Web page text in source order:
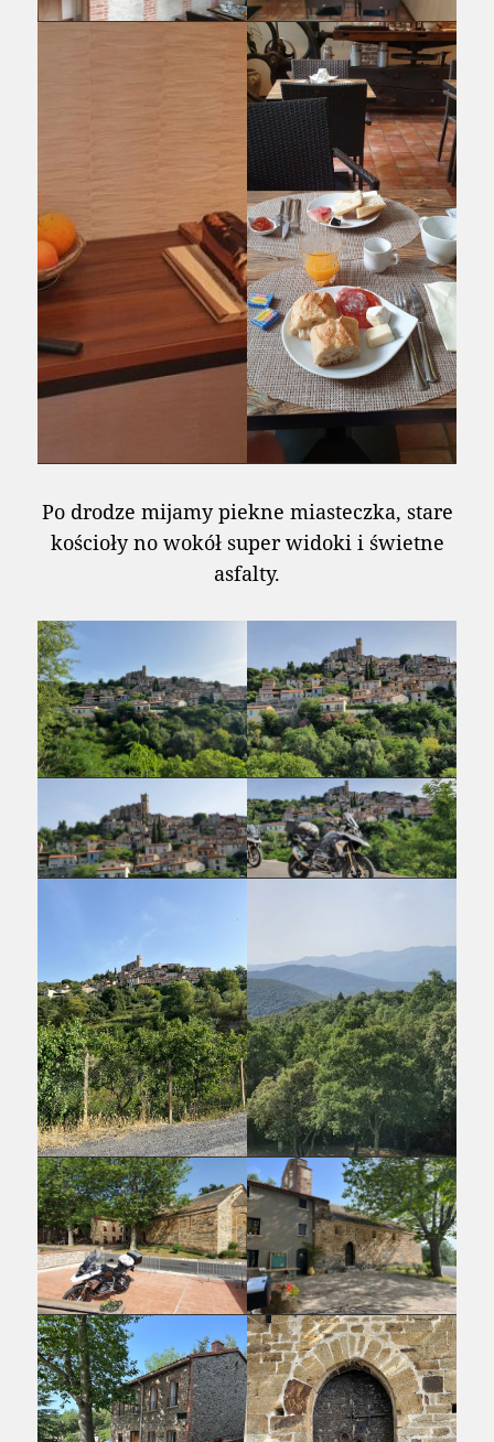
Po drodze mijamy piekne miasteczka, stare
kościoły no wokół super widoki i świetne
asfalty.